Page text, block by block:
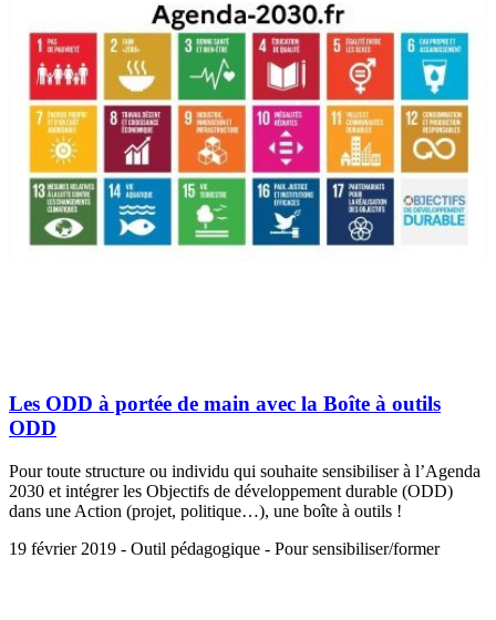
Les ODD à portée de main avec la Boîte à outils
ODD
Pour toute structure ou individu qui souhaite sensibiliser à l’Agenda
2030 et intégrer les Objectifs de développement durable (ODD)
dans une Action (projet, politique…), une boîte à outils !
19 février 2019 - Outil pédagogique - Pour sensibiliser/former